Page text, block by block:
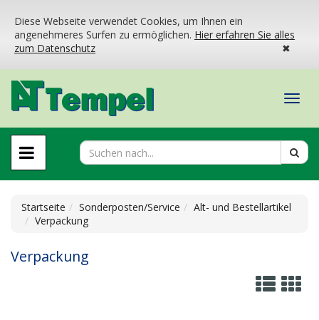
Diese Webseite verwendet Cookies, um Ihnen ein
angenehmeres Surfen zu ermöglichen. Hier erfahren Sie alles
zum Datenschutz
✖
Startseite Sonderposten/Service
Alt- und Bestellartikel
Verpackung
Verpackung